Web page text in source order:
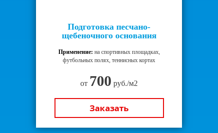
Подготовка песчано-
щебеночного основания
Применение: на спортивных площадках,
футбольных полях, теннисных кортах
от 700 руб./м2
Заказать